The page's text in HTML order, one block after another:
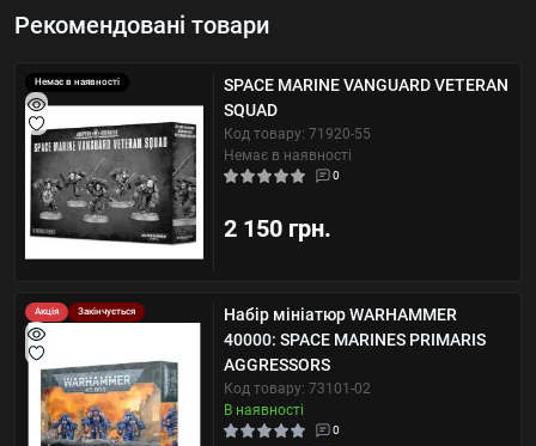
Рекомендовані товари
Немає в наявності
SPACE MARINE VANGUARD VETERAN
SQUAD
Код товару: 71920-55
Немає в наявності
0
2 150 грн.
Акція Закінчується
Набір мініатюр WARHAMMER
40000: SPACE MARINES PRIMARIS
AGGRESSORS
Код товару: 73101-02
В наявності
0